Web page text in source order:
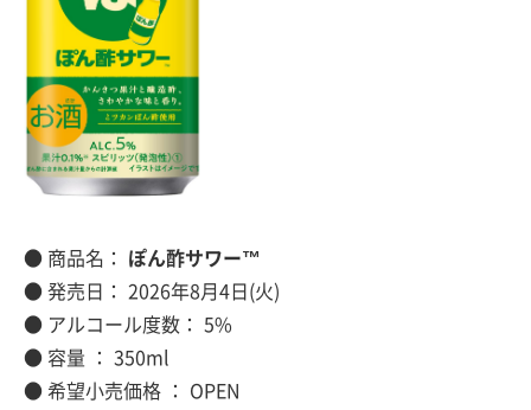
● 商品名： ぽん酢サワー™
● 発売日： 2026年8月4日(火)
● アルコール度数： 5%
● 容量 ： 350ml
● 希望小売価格 ： OPEN